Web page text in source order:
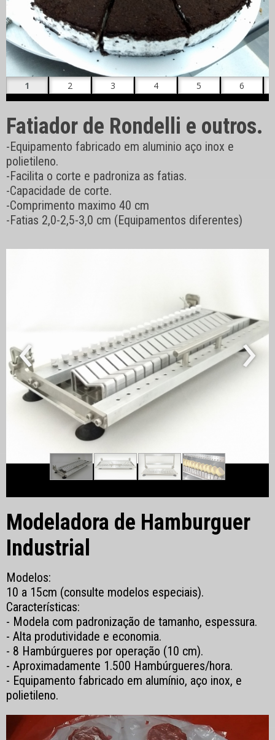
Fatiador de Rondelli e outros.
-Equipamento fabricado em aluminio aço inox e
polietileno.
-Facilita o corte e padroniza as fatias.
-Capacidade de corte.
-Comprimento maximo 40 cm
-Fatias 2,0-2,5-3,0 cm (Equipamentos diferentes)
‹ ›
Modeladora de Hamburguer
Industrial
Modelos:
10 a 15cm (consulte modelos especiais).
Características:
- Modela com padronização de tamanho, espessura.
- Alta produtividade e economia.
- 8 Hambúrgueres por operação (10 cm).
- Aproximadamente 1.500 Hambúrgueres/hora.
- Equipamento fabricado em alumínio, aço inox, e
polietileno.